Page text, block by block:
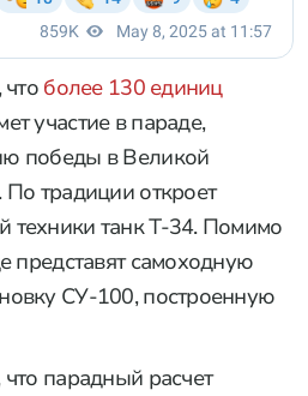
что более 130 единиц
участие в параде,
победы в Великой
По традиции откроет
техники танк Т-34. Помимо
представят самоходную
СУ-100, построенную
парадный расчет